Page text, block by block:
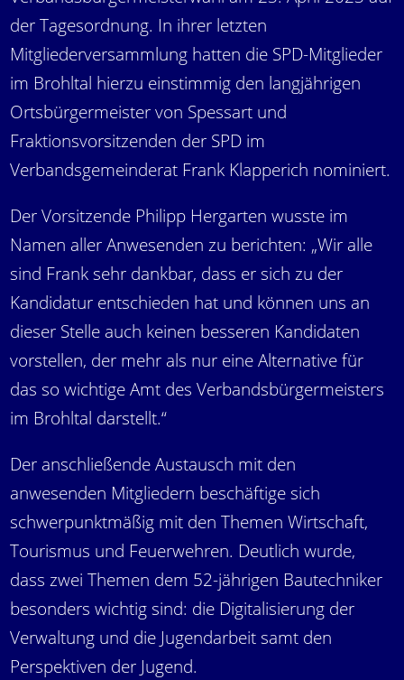
der Tagesordnung. In ihrer letzten
Mitgliederversammlung hatten die SPD-Mitglieder
im Brohltal hierzu einstimmig den langjährigen
Ortsbürgermeister von Spessart und
Fraktionsvorsitzenden der SPD im
Verbandsgemeinderat Frank Klapperich nominiert.
Der Vorsitzende Philipp Hergarten wusste im
Namen aller Anwesenden zu berichten: „Wir alle
sind Frank sehr dankbar, dass er sich zu der
Kandidatur entschieden hat und können uns an
dieser Stelle auch keinen besseren Kandidaten
vorstellen, der mehr als nur eine Alternative für
das so wichtige Amt des Verbandsbürgermeisters
im Brohltal darstellt.“
Der anschließende Austausch mit den
anwesenden Mitgliedern beschäftige sich
schwerpunktmäßig mit den Themen Wirtschaft,
Tourismus und Feuerwehren. Deutlich wurde,
dass zwei Themen dem 52-jährigen Bautechniker
besonders wichtig sind: die Digitalisierung der
Verwaltung und die Jugendarbeit samt den
Perspektiven der Jugend.